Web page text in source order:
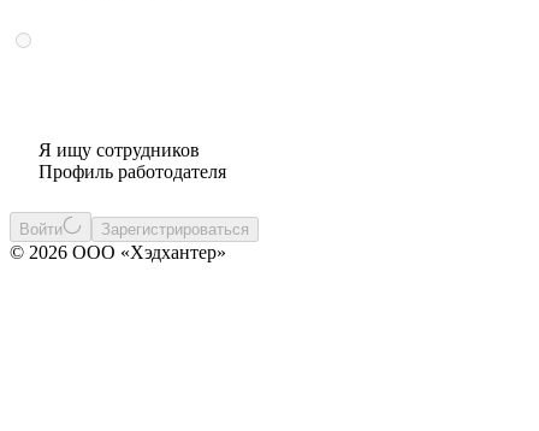
Я ищу сотрудников
Профиль работодателя
Войти Зарегистрироваться
© 2026 ООО «Хэдхантер»